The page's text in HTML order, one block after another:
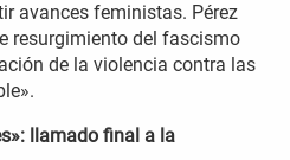
avances feministas. Pérez
resurgimiento del fascismo
de la violencia contra las
llamado final a la